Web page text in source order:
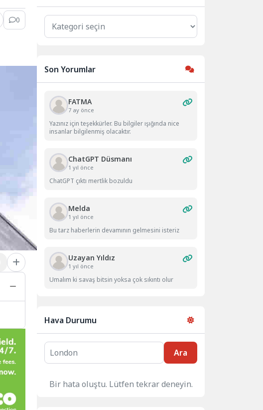
0 Kategoriler
Son Yorumlar
FATMA
7 ay önce
Yazınız için teşekkürler. Bu bilgiler ışığında nice
insanlar bilgilenmiş olacaktır.
ChatGPT Düsmanı
1 yıl önce
ChatGPT çıktı mertlik bozuldu
Melda
1 yıl önce
Bu tarz haberlerin devamının gelmesini isteriz
Uzayan Yıldız
1 yıl önce
Umalım ki savaş bitsin yoksa çok sıkıntı olur
Hava Durumu
Ara
Bir hata oluştu. Lütfen tekrar deneyin.